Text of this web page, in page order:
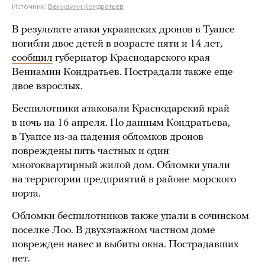
Источник: Вениамин Кондратьев
В результате атаки украинских дронов в Туапсе
погибли двое детей в возрасте пяти и 14 лет,
сообщил губернатор Краснодарского края
Вениамин Кондратьев. Пострадали также еще
двое взрослых.
Беспилотники атаковали Краснодарский край
в ночь на 16 апреля. По данным Кондратьева,
в Туапсе из-за падения обломков дронов
повреждены пять частных и один
многоквартирный жилой дом. Обломки упали
на территории предприятий в районе морского
порта.
Обломки беспилотников также упали в сочинском
поселке Лоо. В двухэтажном частном доме
поврежден навес и выбиты окна. Пострадавших
нет.